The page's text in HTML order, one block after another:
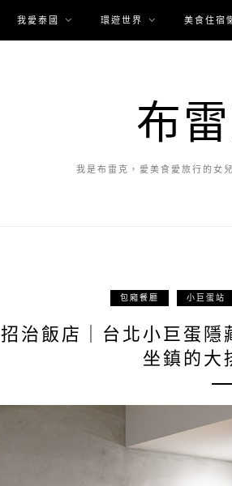
我愛泰國 環遊世界 美食住宿
布
我是布雷克，愛美食愛旅行的女
包廂餐廳 小巨蛋站
招治飯店｜台北小巨蛋隱
坐鎮的大